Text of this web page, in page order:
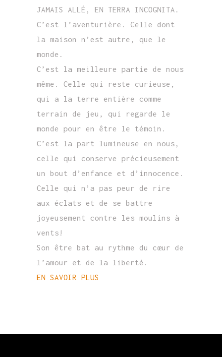
JAMAIS ALLÉ, EN TERRA INCOGNITA.
C’est l’aventurière. Celle dont
la maison n’est autre, que le
monde.
C’est la meilleure partie de nous
même. Celle qui reste curieuse,
qui a la terre entière comme
terrain de jeu, qui regarde le
monde pour en être le témoin.
C’est la part lumineuse en nous,
celle qui conserve précieusement
un bout d’enfance et d’innocence.
Celle qui n’a pas peur de rire
aux éclats et de se battre
joyeusement contre les moulins à
vents!
Son être bat au rythme du cœur de
l’amour et de la liberté.
EN SAVOIR PLUS